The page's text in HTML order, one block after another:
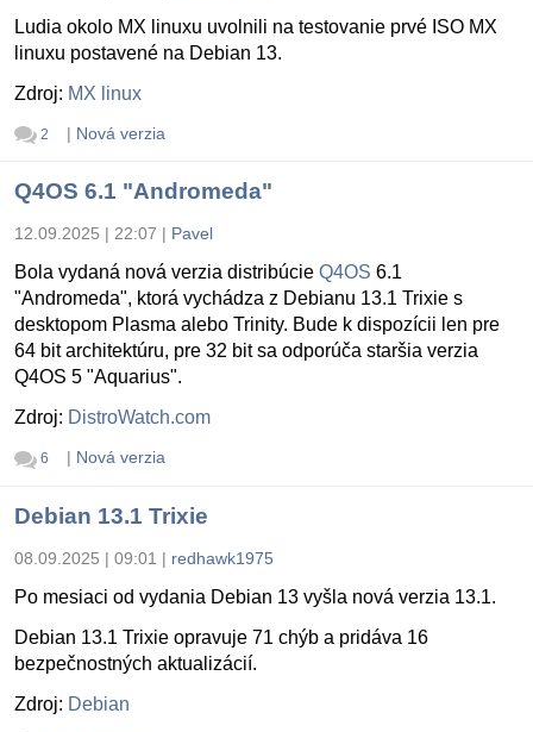
Ludia okolo MX linuxu uvolnili na testovanie prvé ISO MX
linuxu postavené na Debian 13.
Zdroj: MX linux
2 | Nová verzia
Q4OS 6.1 "Andromeda"
12.09.2025 | 22:07 | Pavel
Bola vydaná nová verzia distribúcie Q4OS 6.1
"Andromeda", ktorá vychádza z Debianu 13.1 Trixie s
desktopom Plasma alebo Trinity. Bude k dispozícii len pre
64 bit architektúru, pre 32 bit sa odporúča staršia verzia
Q4OS 5 "Aquarius".
Zdroj: DistroWatch.com
6 | Nová verzia
Debian 13.1 Trixie
08.09.2025 | 09:01 | redhawk1975
Po mesiaci od vydania Debian 13 vyšla nová verzia 13.1.
Debian 13.1 Trixie opravuje 71 chýb a pridáva 16
bezpečnostných aktualizácií.
Zdroj: Debian